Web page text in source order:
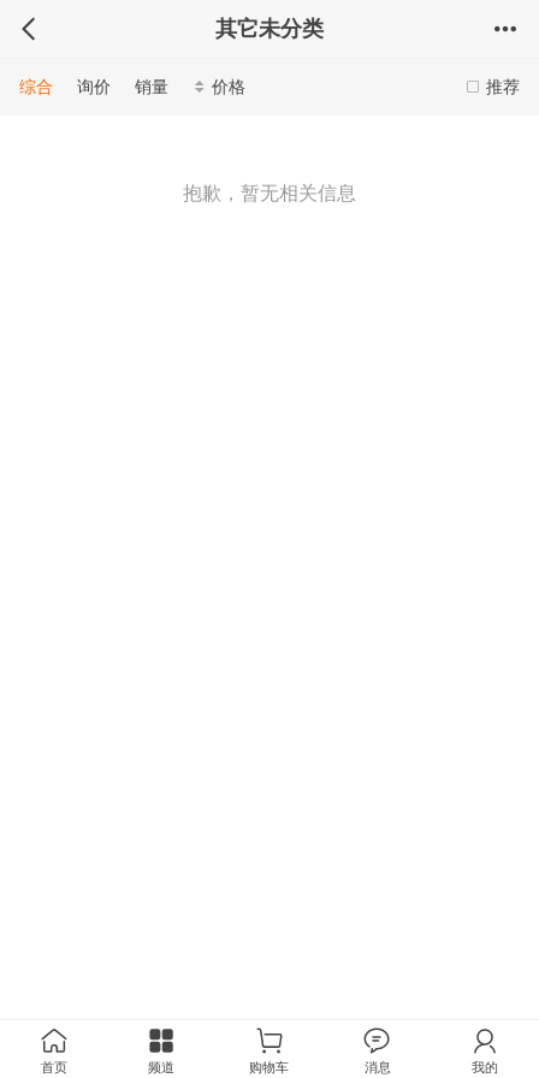
其它未分类
推荐
综合 询价 销量 价格
抱歉，暂无相关信息
首页 频道 购物车 消息 我的